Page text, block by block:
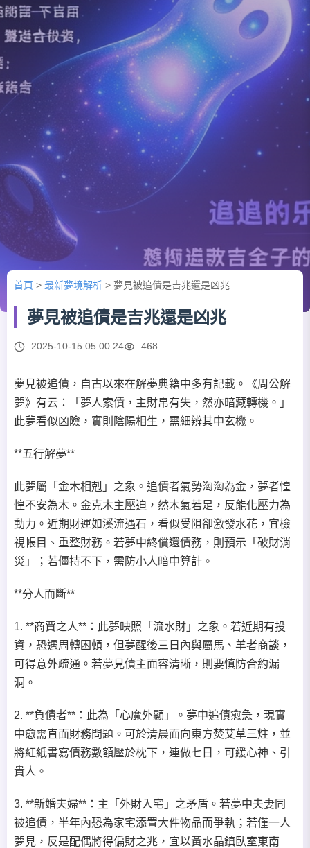
首頁 > 最新夢境解析 > 夢見被追債是吉兆還是凶兆
夢見被追債是吉兆還是凶兆
2025-10-15 05:00:24 468
夢見被追債，自古以來在解夢典籍中多有記載。《周公解
夢》有云：「夢人索債，主財帛有失，然亦暗藏轉機。」
此夢看似凶險，實則陰陽相生，需細辨其中玄機。
**五行解夢**
此夢屬「金木相剋」之象。追債者氣勢洶洶為金，夢者惶
惶不安為木。金克木主壓迫，然木氣若足，反能化壓力為
動力。近期財運如溪流遇石，看似受阻卻激發水花，宜檢
視帳目、重整財務。若夢中終償還債務，則預示「破財消
災」；若僵持不下，需防小人暗中算計。
**分人而斷**
1. **商賈之人**：此夢映照「流水財」之象。若近期有投
資，恐遇周轉困頓，但夢醒後三日內與屬馬、羊者商談，
可得意外疏通。若夢見債主面容清晰，則要慎防合約漏
洞。
2. **負債者**：此為「心魔外顯」。夢中追債愈急，現實
中愈需直面財務問題。可於清晨面向東方焚艾草三炷，並
將紅紙書寫債務數額壓於枕下，連做七日，可緩心神、引
貴人。
3. **新婚夫婦**：主「外財入宅」之矛盾。若夢中夫妻同
被追債，半年內恐為家宅添置大件物品而爭執；若僅一人
夢見，反是配偶將得偏財之兆，宜以黃水晶鎮臥室東南